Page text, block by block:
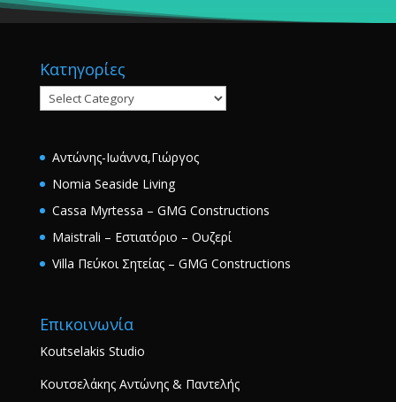
Κατηγορίες
Κατηγορίες
Αντώνης-Ιωάννα,Γιώργος
Nomia Seaside Living
Cassa Myrtessa – GMG Constructions
Maistrali – Εστιατόριο – Ουζερί
Villa Πεύκοι Σητείας – GMG Constructions
Επικοινωνία
Koutselakis Studio
Κουτσελάκης Αντώνης & Παντελής